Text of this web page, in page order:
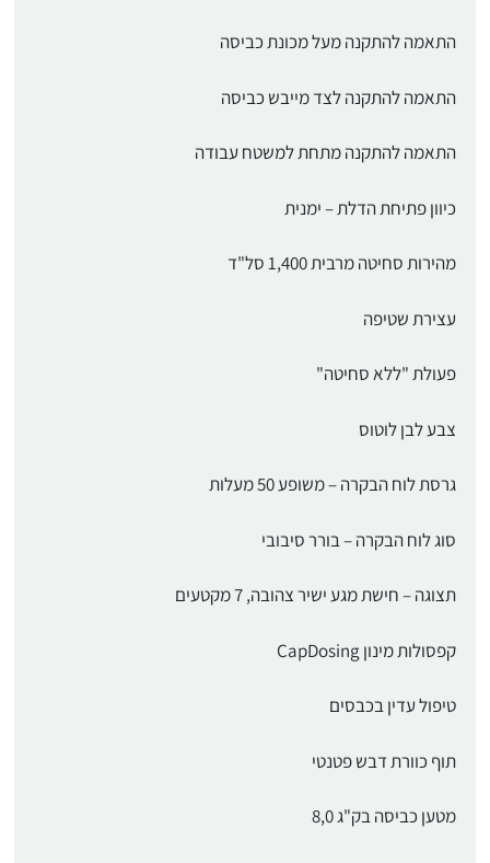
התאמה להתקנה מעל מכונת כביסה
התאמה להתקנה לצד מייבש כביסה
התאמה להתקנה מתחת למשטח עבודה
כיוון פתיחת הדלת – ימנית
מהירות סחיטה מרבית 1,400 סל"ד
עצירת שטיפה
פעולת "ללא סחיטה"
צבע לבן לוטוס
גרסת לוח הבקרה – משופע 50 מעלות
סוג לוח הבקרה – בורר סיבובי
תצוגה – חישת מגע ישיר צהובה, 7 מקטעים
קפסולות מינון CapDosing
טיפול עדין בכבסים
תוף כוורת דבש פטנטי
מטען כביסה בק"ג 8,0